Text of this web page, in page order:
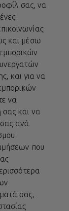
σας, να
και μέσω
και για να
να
και να
σας ανά
που
σας,